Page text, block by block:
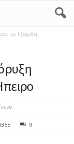
και Εξόρυξη
0